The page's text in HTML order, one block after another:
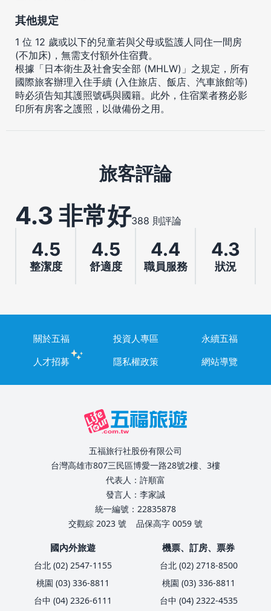
其他規定
1 位 12 歲或以下的兒童若與父母或監護人同住一間房
(不加床)，無需支付額外住宿費。
根據「日本衛生及社會安全部 (MHLW)」之規定，所有
國際旅客辦理入住手續 (入住旅店、飯店、汽車旅館等)
時必須告知其護照號碼與國籍。此外，住宿業者務必影
印所有房客之護照，以做備份之用。
旅客評論
4.3 非常好388 則評論
4.5
整潔度
4.5
舒適度
4.4
職員服務
4.3
狀況
關於五福 投資人專區
永續五福
人才招募
隱私權政策 網站導覽
五福旅行社股份有限公司
台灣高雄市807三民區博愛一路28號2樓、3樓
代表人：許順富
發言人：李家誠
統一編號：22835878
交觀綜 2023 號
品保高字 0059 號
國內外旅遊
台北 (02) 2547-1155
桃園 (03) 336-8811
台中 (04) 2326-6111
機票、訂房、票券
台北 (02) 2718-8500
桃園 (03) 336-8811
台中 (04) 2322-4535